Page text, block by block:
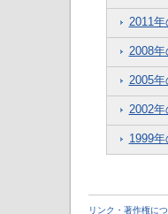
2011
2008
2005
2002
1999
リンク・著作権に